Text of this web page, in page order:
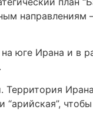
направлениям
юге Ирана и в